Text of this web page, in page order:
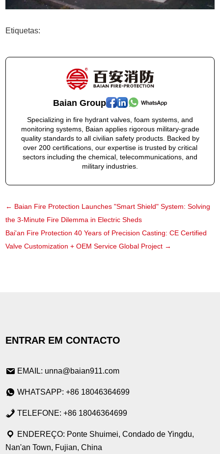
Etiquetas:
Baian Group
Specializing in fire hydrant valves, foam systems, and
monitoring systems, Baian applies rigorous military-grade
quality standards to all civilian safety products. Backed by
over 200 certifications, our expertise is trusted by critical
sectors including the chemical, telecommunications, and
military industries.
← Baian Fire Protection Launches "Smart Shield" System: Solving
the 3-Minute Fire Dilemma in Electric Sheds
Bai'an Fire Protection 40 Years of Precision Casting: CE Certified
Valve Customization + OEM Service Global Project →
ENTRAR EM CONTACTO
EMAIL: unna@baian911.com
WHATSAPP: +86 18046364699
TELEFONE: +86 18046364699
ENDEREÇO: Ponte Shuimei, Condado de Yingdu,
Nan'an Town, Fujian, China